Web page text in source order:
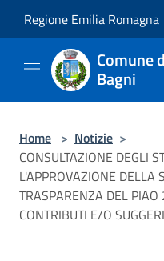
Regione Emilia Romagna
Comune
Bagni
Home > Notizie >
CONSULTAZIONE DEGLI
L'APPROVAZIONE DELLA
TRASPARENZA DEL
CONTRIBUTI E/O